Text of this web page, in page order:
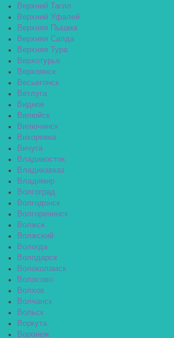
Верхний Тагил
Верхний Уфалей
Верхняя Пышма
Верхняя Салда
Верхняя Тура
Верхотурье
Верхоянск
Весьегонск
Ветлуга
Видное
Вилюйск
Вилючинск
Вихоревка
Вичуга
Владивосток
Владикавказ
Владимир
Волгоград
Волгодонск
Волгореченск
Волжск
Волжский
Вологда
Володарск
Волоколамск
Волосово
Волхов
Волчанск
Вольск
Воркута
Воронеж